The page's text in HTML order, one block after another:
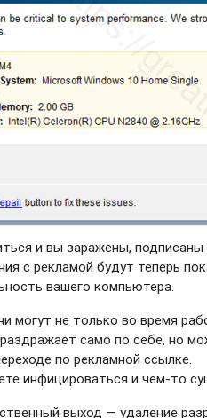
и вы заражены, подписаны
с рекламой будут теперь
вашего компьютера.
могут не только во время
само по себе, но
по рекламной ссылке.
инфицироваться и чем-то
выход — удаление